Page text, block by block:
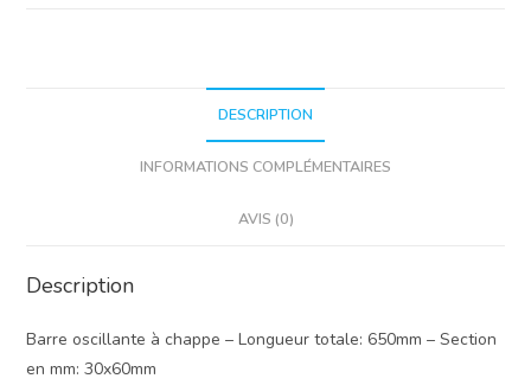
DESCRIPTION
INFORMATIONS COMPLÉMENTAIRES
AVIS (0)
Description
Barre oscillante à chappe – Longueur totale: 650mm – Section
en mm: 30x60mm